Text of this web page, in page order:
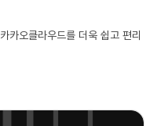
카오클라우드를 더욱 쉽고 편리